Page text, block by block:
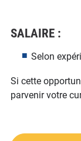
SALAIRE :
Selon
Si cette
parvenir votre